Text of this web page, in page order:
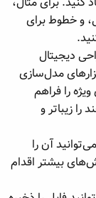
و خطوط برای
دیجیتال
مدل‌سازی
را فراهم
را زیباتر و
آن را
بیشتر اقدام